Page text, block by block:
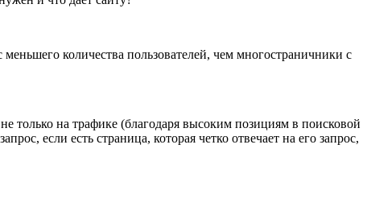
количества пользователей, чем многостраничники с
только на трафике (благодаря высоким позициям в поисковой
если есть страница, которая четко отвечает на его запрос,